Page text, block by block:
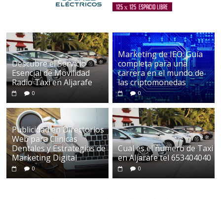
Descubre el Servicio
Esencial de Movilidad
Radio Taxi en Aljarafe
0
Marketing de IEO: Guía
completa para una
carrera en el mundo de
las criptomonedas
0
Publicidad en Directorios
Web para Clinicas
Dentales y Estrategias de
Marketing Digital
0
Cual es el numero de Taxi
en Aljarafe tel 653404040
0